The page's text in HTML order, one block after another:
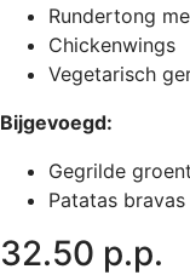
Rundertong
Chickenwings
Vegetarisch
Bijgevoegd:
Gegrilde
Patatas bravas
32.50 p.p.